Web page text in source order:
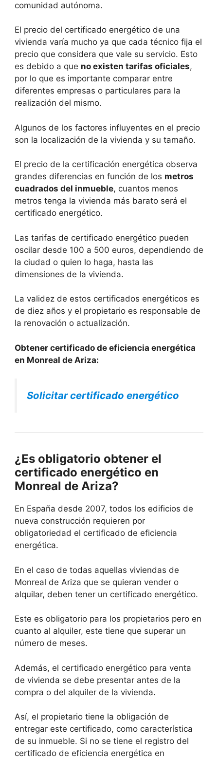
comunidad autónoma.
El precio del certificado energético de una
vivienda varía mucho ya que cada técnico fija el
precio que considera que vale su servicio. Esto
es debido a que no existen tarifas oficiales,
por lo que es importante comparar entre
diferentes empresas o particulares para la
realización del mismo.
Algunos de los factores influyentes en el precio
son la localización de la vivienda y su tamaño.
El precio de la certificación energética observa
grandes diferencias en función de los metros
cuadrados del inmueble, cuantos menos
metros tenga la vivienda más barato será el
certificado energético.
Las tarifas de certificado energético pueden
oscilar desde 100 a 500 euros, dependiendo de
la ciudad o quien lo haga, hasta las
dimensiones de la vivienda.
La validez de estos certificados energéticos es
de diez años y el propietario es responsable de
la renovación o actualización.
Obtener certificado de eficiencia energética
en Monreal de Ariza:
Solicitar certificado energético
¿Es obligatorio obtener el
certificado energético en
Monreal de Ariza?
En España desde 2007, todos los edificios de
nueva construcción requieren por
obligatoriedad el certificado de eficiencia
energética.
En el caso de todas aquellas viviendas de
Monreal de Ariza que se quieran vender o
alquilar, deben tener un certificado energético.
Este es obligatorio para los propietarios pero en
cuanto al alquiler, este tiene que superar un
número de meses.
Además, el certificado energético para venta
de vivienda se debe presentar antes de la
compra o del alquiler de la vivienda.
Así, el propietario tiene la obligación de
entregar este certificado, como característica
de su inmueble. Si no se tiene el registro del
certificado de eficiencia energética en